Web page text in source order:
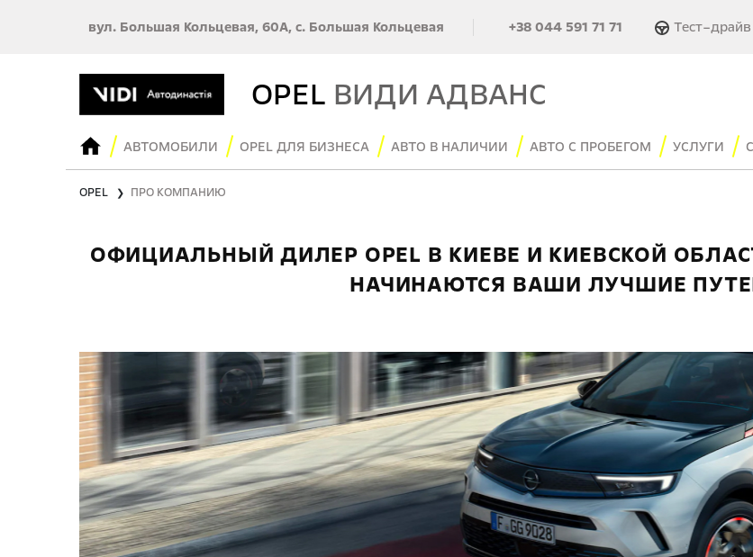
вул. Большая Кольцевая, 60А, с. Большая Кольцевая +38 044 591 71 71 Тест–драйв
OPEL ВИДИ АДВАНС
АВТОМОБИЛИ OPEL ДЛЯ БИЗНЕСА АВТО В НАЛИЧИИ АВТО С ПРОБЕГОМ УСЛУГИ
OPEL ❯ ПРО КОМПАНИЮ
ОФИЦИАЛЬНЫЙ ДИЛЕР OPEL В КИЕВЕ И КИЕВСКОЙ
НАЧИНАЮТСЯ ВАШИ ЛУЧШИЕ